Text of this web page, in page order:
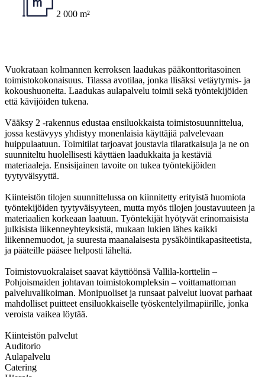
2 000 m²
Vuokrataan kolmannen kerroksen laadukas pääkonttoritasoinen
toimistokokonaisuus. Tilassa avotilaa, jonka llisäksi vetäytymis- ja
kokoushuoneita. Laadukas aulapalvelu toimii sekä työntekijöiden
että kävijöiden tukena.
Vääksy 2 -rakennus edustaa ensiluokkaista toimistosuunnittelua,
jossa kestävyys yhdistyy monenlaisia käyttäjiä palvelevaan
huippulaatuun. Toimitilat tarjoavat joustavia tilaratkaisuja ja ne on
suunniteltu huolellisesti käyttäen laadukkaita ja kestäviä
materiaaleja. Ensisijainen tavoite on tukea työntekijöiden
tyytyväisyyttä.
Kiinteistön tilojen suunnittelussa on kiinnitetty erityistä huomiota
työntekijöiden tyytyväisyyteen, mutta myös tilojen joustavuuteen ja
materiaalien korkeaan laatuun. Työntekijät hyötyvät erinomaisista
julkisista liikenneyhteyksistä, mukaan lukien lähes kaikki
liikennemuodot, ja suuresta maanalaisesta pysäköintikapasiteetista,
ja pääteille pääsee helposti läheltä.
Toimistovuokralaiset saavat käyttöönsä Vallila-korttelin –
Pohjoismaiden johtavan toimistokompleksin – voittamattoman
palveluvalikoiman. Monipuoliset ja runsaat palvelut luovat parhaat
mahdolliset puitteet ensiluokkaiselle työskentelyilmapiirille, jonka
veroista vaikea löytää.
Kiinteistön palvelut
Auditorio
Aulapalvelu
Catering